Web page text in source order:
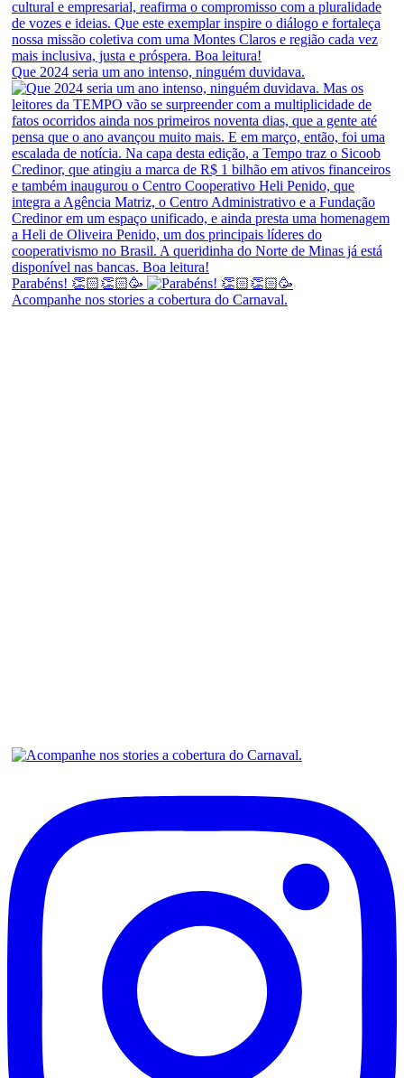
Que 2024 seria um ano intenso, ninguém duvidava.
Parabéns! 👏🏻👏🏻🥳
Acompanhe nos stories a cobertura do Carnaval.